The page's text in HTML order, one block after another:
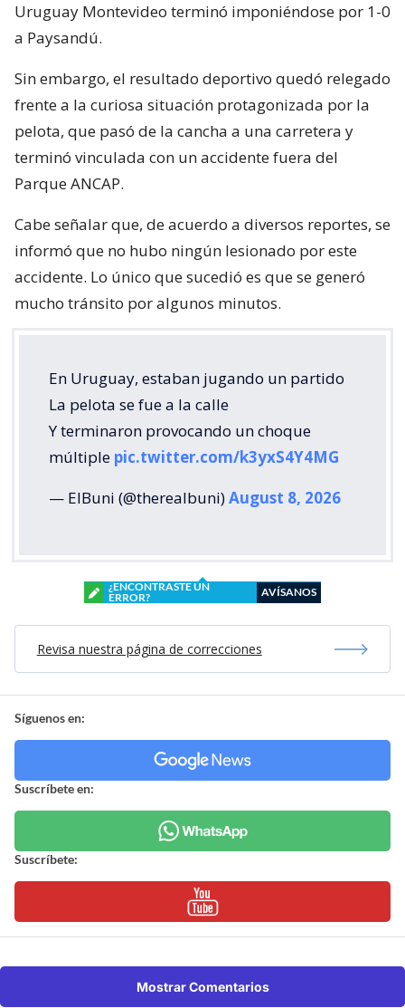
Uruguay Montevideo terminó imponiéndose por 1-0
a Paysandú.
Sin embargo, el resultado deportivo quedó relegado
frente a la curiosa situación protagonizada por la
pelota, que pasó de la cancha a una carretera y
terminó vinculada con un accidente fuera del
Parque ANCAP.
Cabe señalar que, de acuerdo a diversos reportes, se
informó que no hubo ningún lesionado por este
accidente. Lo único que sucedió es que se generó
mucho tránsito por algunos minutos.
En Uruguay, estaban jugando un partido
La pelota se fue a la calle
Y terminaron provocando un choque
múltiple pic.twitter.com/k3yxS4Y4MG
— ElBuni (@therealbuni)August 8, 2026
¿ENCONTRASTE UN
ERROR?
AVÍSANOS
Revisa nuestra página de correcciones
Síguenos en:
Suscríbete en:
Suscríbete:
Mostrar Comentarios